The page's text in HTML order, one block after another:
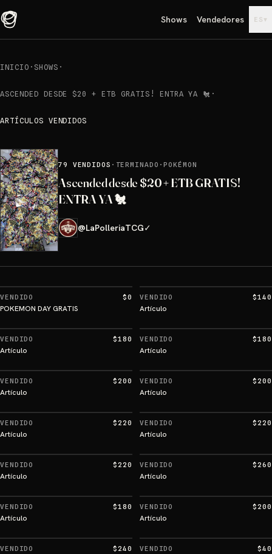
Shows Vendedores ES ▾
INICIO · SHOWS ·
ASCENDED DESDE $20 + ETB GRATIS! ENTRA YA 🐔 ·
ARTÍCULOS VENDIDOS
79 VENDIDOS · TERMINADO ·POKÉMON
Ascended desde $20 + ETB GRATIS!
ENTRA YA 🐔
@LaPolleriaTCG✓
VENDIDO $0
POKEMON DAY GRATIS
VENDIDO $140
Artículo
VENDIDO $180
Artículo
VENDIDO $180
Artículo
VENDIDO $200
Artículo
VENDIDO $200
Artículo
VENDIDO $220
Artículo
VENDIDO $220
Artículo
VENDIDO $220
Artículo
VENDIDO $260
Artículo
VENDIDO $180
Artículo
VENDIDO $200
Artículo
VENDIDO $240 VENDIDO $40